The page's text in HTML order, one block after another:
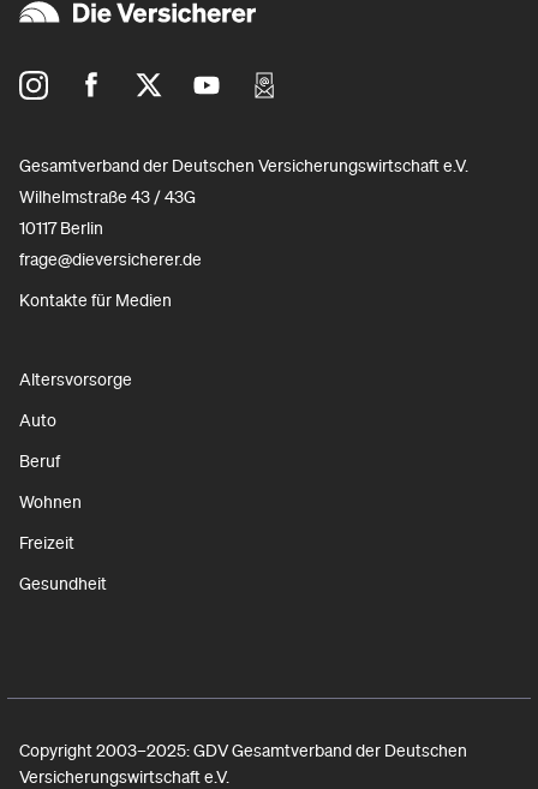
Gesamtverband der Deutschen Versicherungswirtschaft e.V.
Wilhelmstraße 43 / 43G
10117 Berlin
frage@dieversicherer.de
Kontakte für Medien
Altersvorsorge
Auto
Beruf
Wohnen
Freizeit
Gesundheit
Copyright 2003–2025: GDV Gesamtverband der Deutschen
Versicherungswirtschaft e.V.